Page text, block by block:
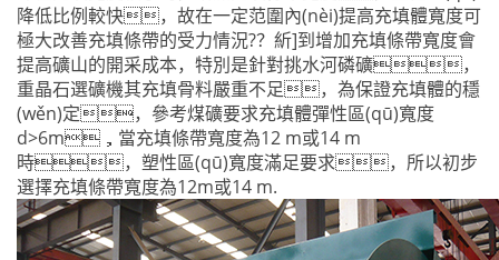
降低比例較快，故在一定范圍內(nèi)提高充填體寬度可
極大改善充填條帶的受力情況?？紤]到增加充填條帶寬度會
提高礦山的開采成本，特別是針對挑水河磷礦，
重晶石選礦機其充填骨料嚴重不足，為保證充填體的穩
(wěn)定，參考煤礦要求充填體彈性區(qū)寬度
d>6m，當充填條帶寬度為12 m或14 m
時，塑性區(qū)寬度滿足要求，所以初步
選擇充填條帶寬度為12m或14 m.